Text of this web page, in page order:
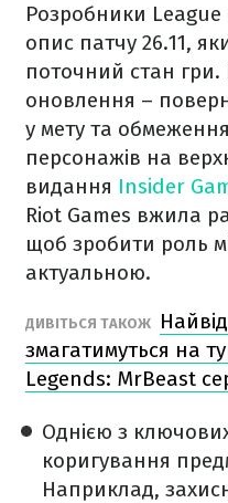
Розробники
опис патчу 26.11,
поточний стан
оновлення –
у мету та
персонажів на
видання Insider
Riot Games вжила
щоб зробити роль
актуальною.
ДИВІТЬСЯ ТАКОЖ
змагатимуться на
Legends: MrBeast
Однією з
коригування
Наприклад,